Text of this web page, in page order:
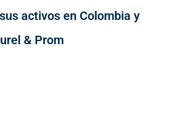
activos en Colombia y
& Prom